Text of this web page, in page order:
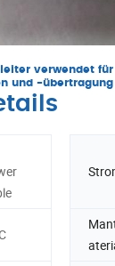
verwendet
und -